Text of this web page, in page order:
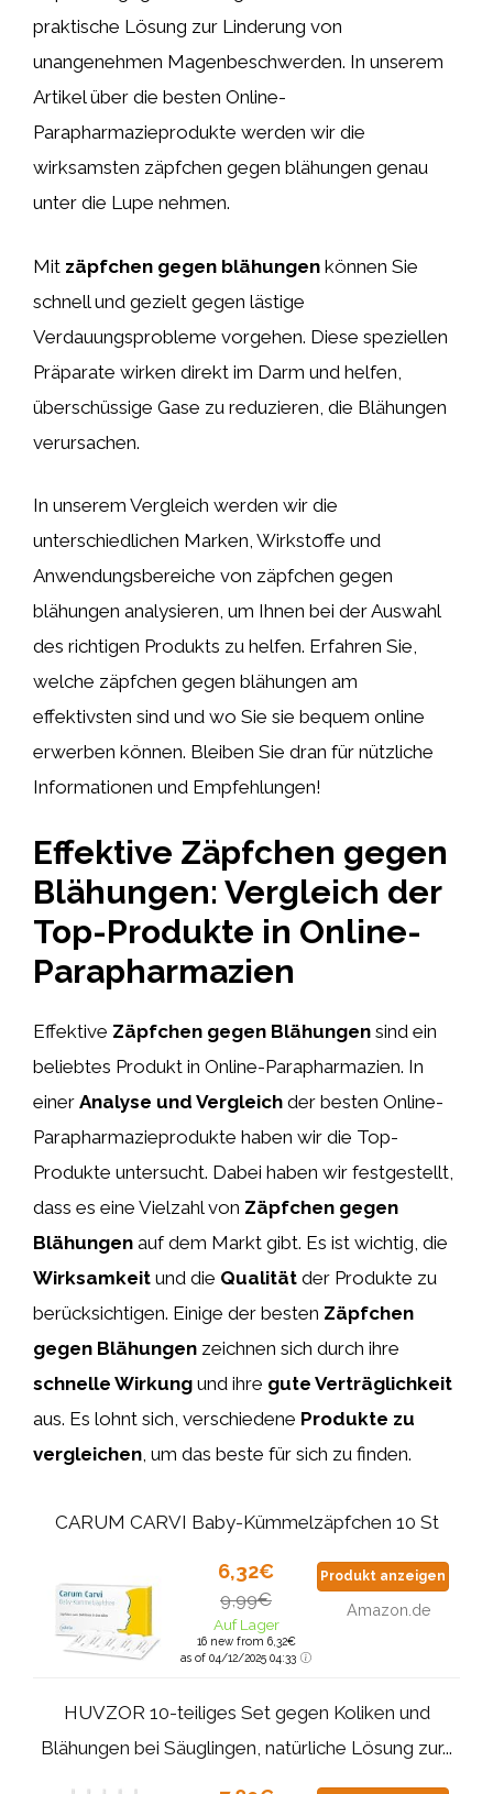
praktische Lösung zur Linderung von
unangenehmen Magenbeschwerden. In unserem
Artikel über die besten Online-
Parapharmazieprodukte werden wir die
wirksamsten zäpfchen gegen blähungen genau
unter die Lupe nehmen.
Mit zäpfchen gegen blähungen können Sie
schnell und gezielt gegen lästige
Verdauungsprobleme vorgehen. Diese speziellen
Präparate wirken direkt im Darm und helfen,
überschüssige Gase zu reduzieren, die Blähungen
verursachen.
In unserem Vergleich werden wir die
unterschiedlichen Marken, Wirkstoffe und
Anwendungsbereiche von zäpfchen gegen
blähungen analysieren, um Ihnen bei der Auswahl
des richtigen Produkts zu helfen. Erfahren Sie,
welche zäpfchen gegen blähungen am
effektivsten sind und wo Sie sie bequem online
erwerben können. Bleiben Sie dran für nützliche
Informationen und Empfehlungen!
Effektive Zäpfchen gegen
Blähungen: Vergleich der
Top-Produkte in Online-
Parapharmazien
Effektive Zäpfchen gegen Blähungen sind ein
beliebtes Produkt in Online-Parapharmazien. In
einer Analyse und Vergleich der besten Online-
Parapharmazieprodukte haben wir die Top-
Produkte untersucht. Dabei haben wir festgestellt,
dass es eine Vielzahl von Zäpfchen gegen
Blähungen auf dem Markt gibt. Es ist wichtig, die
Wirksamkeit und die Qualität der Produkte zu
berücksichtigen. Einige der besten Zäpfchen
gegen Blähungen zeichnen sich durch ihre
schnelle Wirkung und ihre gute Verträglichkeit
aus. Es lohnt sich, verschiedene Produkte zu
vergleichen , um das beste für sich zu finden.
CARUM CARVI Baby-Kümmelzäpfchen 10 St
6,32€
9,99€
Auf Lager
16 new from 6,32€
as of 04/12/2025 04:33
Produkt anzeigen
Amazon.de
HUVZOR 10-teiliges Set gegen Koliken und
Blähungen bei Säuglingen, natürliche Lösung zur...